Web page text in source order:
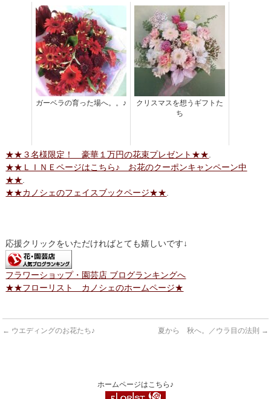
ガーベラの育った場へ。。♪
クリスマスを想うギフトた
ち
★★３名様限定！ 豪華１万円の花束プレゼント★★.
★★ＬＩＮＥページはこちら♪ お花のクーポンキャンペーン中
★★.
★★カノシェのフェイスブックページ★★.
応援クリックをいただければとても嬉しいです↓
フラワーショップ・園芸店 ブログランキングへ
★★フローリスト カノシェのホームページ★
← ウエディングのお花たち♪ 夏から 秋へ。／ウラ目の法則 →
ホームページはこちら♪